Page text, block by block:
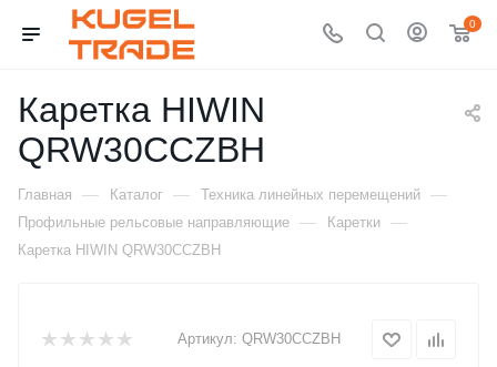
0
Каретка HIWIN
QRW30CCZBH
Главная — Каталог — Техника линейных перемещений —
Профильные рельсовые направляющие — Каретки —
Каретка HIWIN QRW30CCZBH
Артикул: QRW30CCZBH